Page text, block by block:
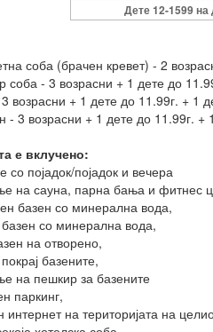
Дете 12-1599 на
соба (брачен кревет) - 2
соба - 3 возрасни + 1 дете до
возрасни + 1 дете до 11.99г. + 1
- 3 возрасни + 1 дете до 11.99г. +
е вклучено:
со појадок/појадок и вечера
на сауна, парна бања и фитнес
базен со минерална вода,
со минерална вода,
на отворено,
базените,
на пешкир за базените
паркинг,
интернет на територијата на